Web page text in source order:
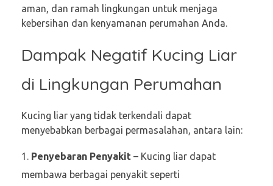
aman, dan ramah lingkungan untuk menjaga
kebersihan dan kenyamanan perumahan Anda.
Dampak Negatif Kucing Liar
di Lingkungan Perumahan
Kucing liar yang tidak terkendali dapat
menyebabkan berbagai permasalahan, antara lain:
Penyebaran Penyakit – Kucing liar dapat
membawa berbagai penyakit seperti